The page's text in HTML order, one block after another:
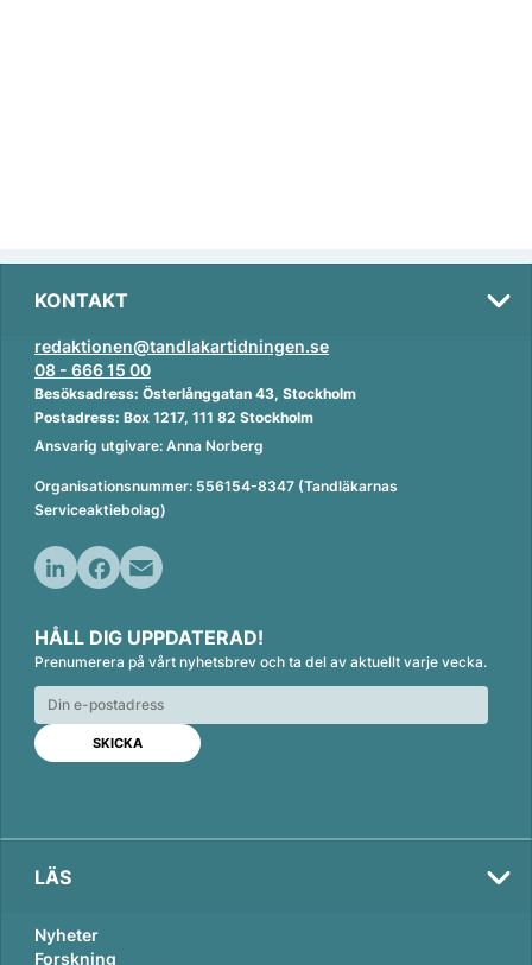
KONTAKT
redaktionen@tandlakartidningen.se
08 - 666 15 00
Besöksadress: Österlånggatan 43, Stockholm
Postadress: Box 1217, 111 82 Stockholm
Ansvarig utgivare: Anna Norberg
Organisationsnummer: 556154-8347 (Tandläkarnas
Serviceaktiebolag)
n
k
e
d
n
c
e
b
o
o
k
a
i
l
HÅLL DIG UPPDATERAD!
Prenumerera på vårt nyhetsbrev och ta del av aktuellt varje vecka.
LÄS
Nyheter
Forskning